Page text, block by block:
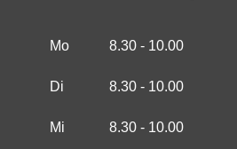
Mo 8.30 - 10.00
Di 8.30 - 10.00
Mi 8.30 - 10.00